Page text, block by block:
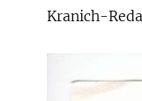
Kranich-